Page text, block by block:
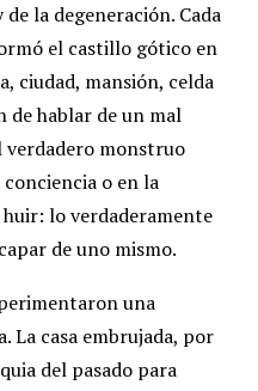
la degeneración. Cada
el castillo gótico en
ciudad, mansión, celda
de hablar de un mal
monstruo
o en la
lo verdaderamente
de uno mismo.
una
La casa embrujada, por
del pasado para